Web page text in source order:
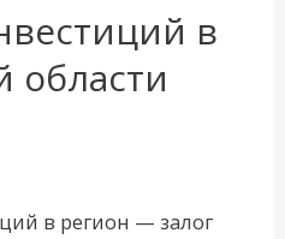
в
области
в регион — залог